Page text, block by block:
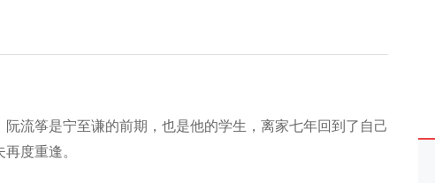
流筝是宁至谦的前期，也是他的学生，离家七年回到了自己
度重逢。